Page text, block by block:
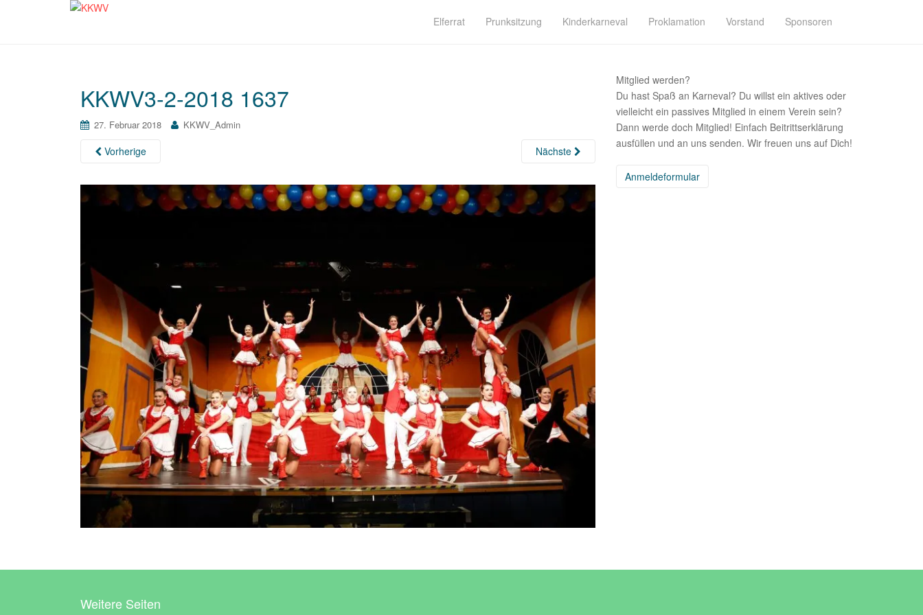
Elferrat Prunksitzung Kinderkarneval Proklamation Vorstand Sponsoren
KKWV3-2-2018 1637
27. Februar 2018 KKWV_Admin
Vorherige Nächste
Mitglied werden?
Du hast Spaß an Karneval? Du willst ein aktives oder
vielleicht ein passives Mitglied in einem Verein sein?
Dann werde doch Mitglied! Einfach Beitrittserklärung
ausfüllen und an uns senden. Wir freuen uns auf Dich!
Anmeldeformular
Weitere Seiten